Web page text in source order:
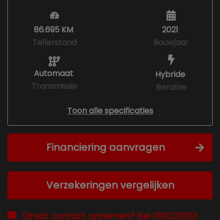
86.695 KM
Tellerstand
Automaat
Transmissie
2021
Bouwjaar
Hybride
Benzine
Toon alle specificaties
Financiering aanvragen
Verzekeringen vergelijken
Direct contact opnemen? Bel 0181231010!